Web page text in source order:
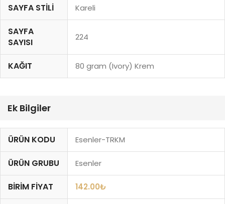
SAYFA STILI Kareli
SAYFA
SAYISI
224
KAĞIT 80 gram (Ivory) Krem
Ek Bilgiler
ÜRÜN KODU Esenler-TRKM
ÜRÜN GRUBU Esenler
BIRIM FIYAT 142.00₺